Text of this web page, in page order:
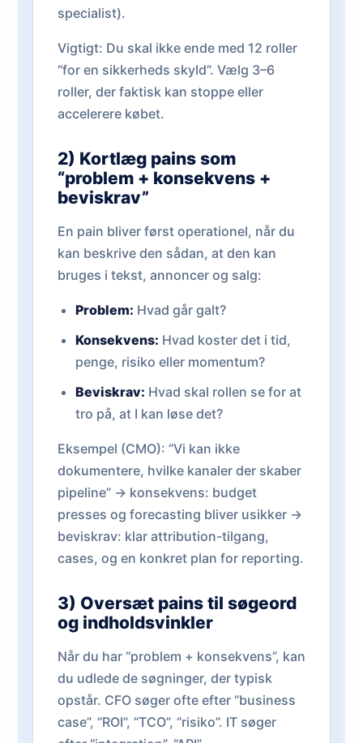
specialist).
Vigtigt: Du skal ikke ende med 12 roller
“for en sikkerheds skyld”. Vælg 3–6
roller, der faktisk kan stoppe eller
accelerere købet.
2) Kortlæg pains som
“problem + konsekvens +
beviskrav”
En pain bliver først operationel, når du
kan beskrive den sådan, at den kan
bruges i tekst, annoncer og salg:
Problem: Hvad går galt?
Konsekvens: Hvad koster det i tid,
penge, risiko eller momentum?
Beviskrav: Hvad skal rollen se for at
tro på, at I kan løse det?
Eksempel (CMO): “Vi kan ikke
dokumentere, hvilke kanaler der skaber
pipeline” → konsekvens: budget
presses og forecasting bliver usikker →
beviskrav: klar attribution-tilgang,
cases, og en konkret plan for reporting.
3) Oversæt pains til søgeord
og indholdsvinkler
Når du har “problem + konsekvens”, kan
du udlede de søgninger, der typisk
opstår. CFO søger ofte efter “business
case”, “ROI”, “TCO”, “risiko”. IT søger